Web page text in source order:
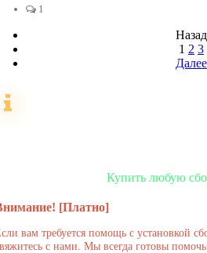
1
Назад
1 2 3
Далее
Купить любую сборку или
[Платно]
вам требуется помощь с установкой
с нами. Мы всегда готовы